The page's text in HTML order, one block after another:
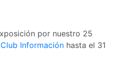
por nuestro 25
Club Información hasta el 31